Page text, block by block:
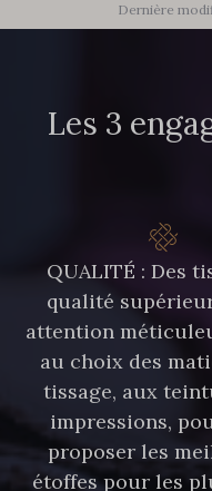
Dernière
Les 3
QUALITÉ : Des
qualité
attention
au choix des
tissage, aux
impressions,
proposer les
étoffes pour les